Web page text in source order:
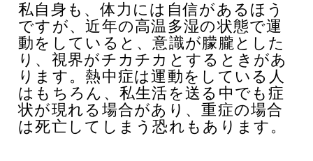
私自身も、体力には自信があるほう
ですが、近年の高温多湿の状態で運
動をしていると、意識が朦朧とした
り、視界がチカチカとするときがあ
ります。 熱中症は運動をしている人
はもちろん、私生活を送る中でも症
状が現れる場合があり、重症の場合
は死亡してしまう恐れもあります。